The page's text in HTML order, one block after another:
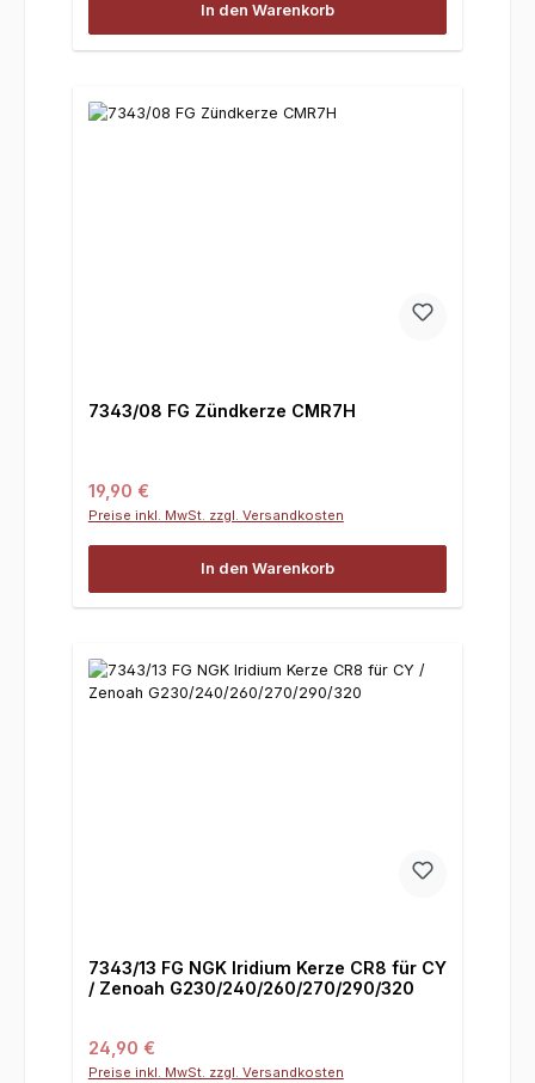
In den Warenkorb
7343/08 FG Zündkerze CMR7H
Regulärer Preis:
19,90 €
Preise inkl. MwSt. zzgl. Versandkosten
In den Warenkorb
7343/13 FG NGK Iridium Kerze CR8 für CY
/ Zenoah G230/240/260/270/290/320
Regulärer Preis:
24,90 €
Preise inkl. MwSt. zzgl. Versandkosten